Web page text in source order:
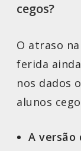
cegos?
O atraso
ferida
nos dados
alunos
A versão